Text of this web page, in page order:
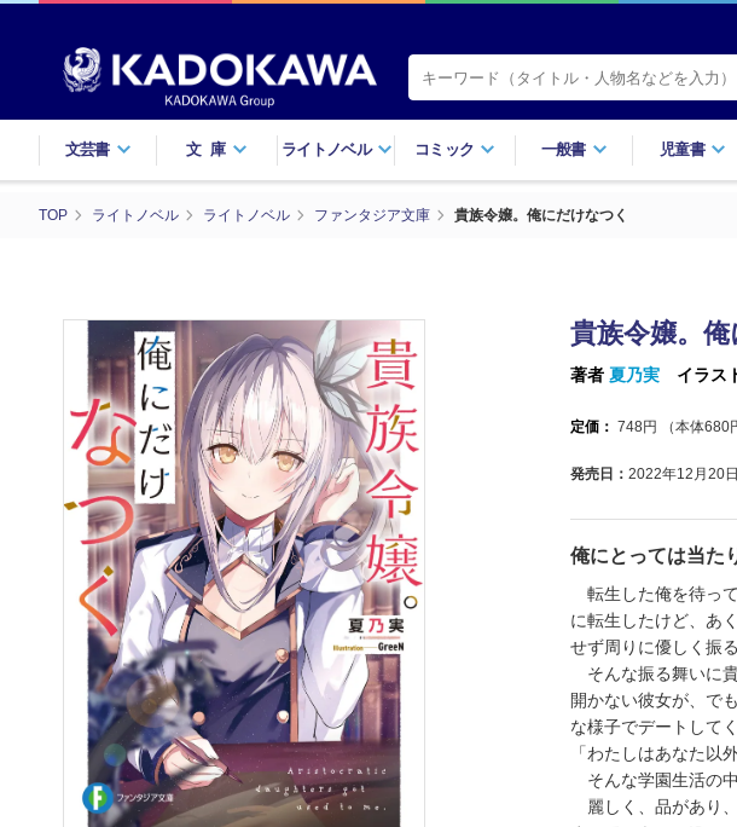
文芸書 文庫 ライトノベル コミック 一般書 児童書
TOP ライトノベル ライトノベル ファンタジア文庫 貴族令嬢。俺にだけなつく
貴族令嬢。
著者 夏乃実 イラス
定価： 748円 （本体680
発売日： 2022年12月20日
俺にとっては当た
転生した俺を待っ
に転生したけど、あ
せず周りに優しく振る
そんな振る舞いに
開かない彼女が、で
な様子でデートしてく
「わたしはあなた以
そんな学園生活の
麗しく、品があり